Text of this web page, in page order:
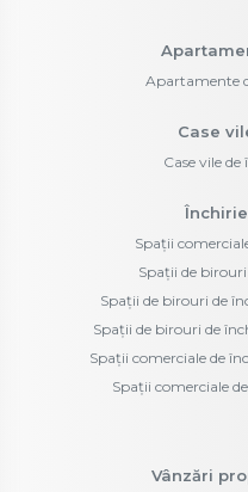
Apartamente
Case
Case vile
Spații
Spații de
Spații de birouri de
Spații de birouri de
Spații comerciale de
Spații comerciale
Vânzări